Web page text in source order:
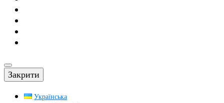
Закрити
Українська